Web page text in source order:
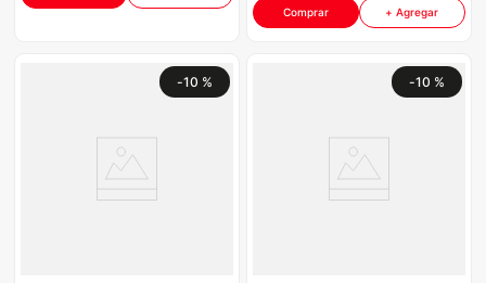
Comprar + Agregar
-10 % -10 %